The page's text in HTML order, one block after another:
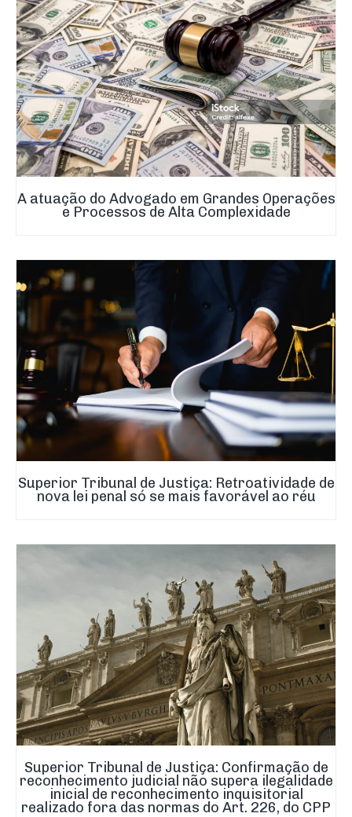
A atuação do Advogado em Grandes Operações
e Processos de Alta Complexidade
Superior Tribunal de Justiça: Retroatividade de
nova lei penal só se mais favorável ao réu
Superior Tribunal de Justiça: Confirmação de
reconhecimento judicial não supera ilegalidade
inicial de reconhecimento inquisitorial
realizado fora das normas do Art. 226, do CPP